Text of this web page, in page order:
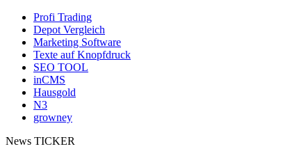
Profi Trading
Depot Vergleich
Marketing Software
Texte auf Knopfdruck
SEO TOOL
inCMS
Hausgold
N3
growney
News TICKER